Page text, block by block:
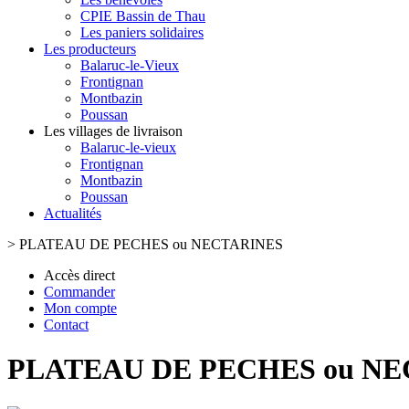
CPIE Bassin de Thau
Les paniers solidaires
Les producteurs
Balaruc-le-Vieux
Frontignan
Montbazin
Poussan
Les villages de livraison
Balaruc-le-vieux
Frontignan
Montbazin
Poussan
Actualités
> PLATEAU DE PECHES ou NECTARINES
Accès direct
Commander
Mon compte
Contact
PLATEAU DE PECHES ou